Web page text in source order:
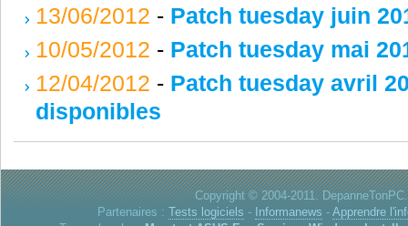
13/06/2012 - Patch tuesday juin
10/05/2012 - Patch tuesday mai
12/04/2012 - Patch tuesday avril
disponibles
Copyright © 2004-2011.
Partenaires : Tests logiciels - Informanews - Apprendre